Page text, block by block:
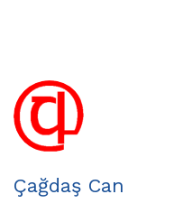
Çağdaş Can